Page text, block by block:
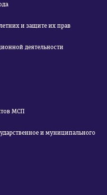
и защите их прав
деятельности
МСП
и муниципального